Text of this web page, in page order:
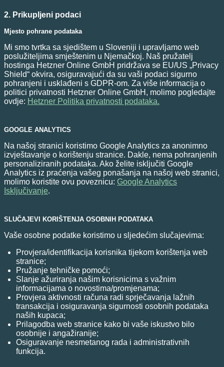
2. Prikupljeni podaci
Mjesto pohrane podataka
Mi smo tvrtka sa sjedištem u Sloveniji i upravljamo web
poslužiteljima smještenim u Njemačkoj. Naš pružatelj
hostinga Hetzner Online GmbH pridržava se EU/US „Privacy
Shield“ okvira, osiguravajući da su vaši podaci sigurno
pohranjeni i usklađeni s GDPR-om. Za više informacija o
politici privatnosti Hetzner Online GmbH, molimo pogledajte
ovdje: Hetzner Politika privatnosti podataka.
GOOGLE ANALYTICS
Na našoj stranici koristimo Google Analytics za anonimno
izvještavanje o korištenju stranice. Dakle, nema pohranjenih
personaliziranih podataka. Ako želite isključiti Google
Analytics iz praćenja vašeg ponašanja na našoj web stranici,
molimo koristite ovu poveznicu: Google Analytics
Isključivanje.
SLUČAJEVI KORIŠTENJA OSOBNIH PODATAKA
Vaše osobne podatke koristimo u sljedećim slučajevima:
Provjera/identifikacija korisnika tijekom korištenja web
stranice;
Pružanje tehničke pomoći;
Slanje ažuriranja našim korisnicima s važnim
informacijama o novostima/promjenama;
Provjera aktivnosti računa radi sprječavanja lažnih
transakcija i osiguravanja sigurnosti osobnih podataka
naših kupaca;
Prilagodba web stranice kako bi vaše iskustvo bilo
osobnije i angažiranije;
Osiguravanje nesmetanog rada i administrativnih
funkcija.